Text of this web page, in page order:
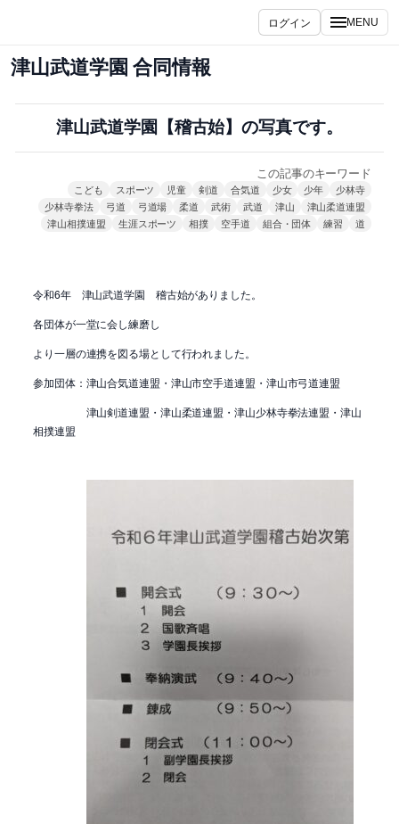
を
ス
キ
ログイン MENU
津山武道学園 合同情報
津山武道学園【稽古始】の写真です。
この記事のキーワード
こども スポーツ 児童 剣道 合気道 少女 少年
少林寺
少林寺拳法
弓道 弓道場 柔道 武術 武道 津山
津山柔道連盟
津山相撲連盟
生涯スポーツ 相撲 空手道 組合・団体 練習 道
令和6年 津山武道学園 稽古始がありました。
各団体が一堂に会し練磨し
より一層の連携を図る場として行われました。
参加団体：津山合気道連盟・津山市空手道連盟・津山市弓道連盟
津山剣道連盟・津山柔道連盟・津山少林寺拳法連盟・津山
相撲連盟